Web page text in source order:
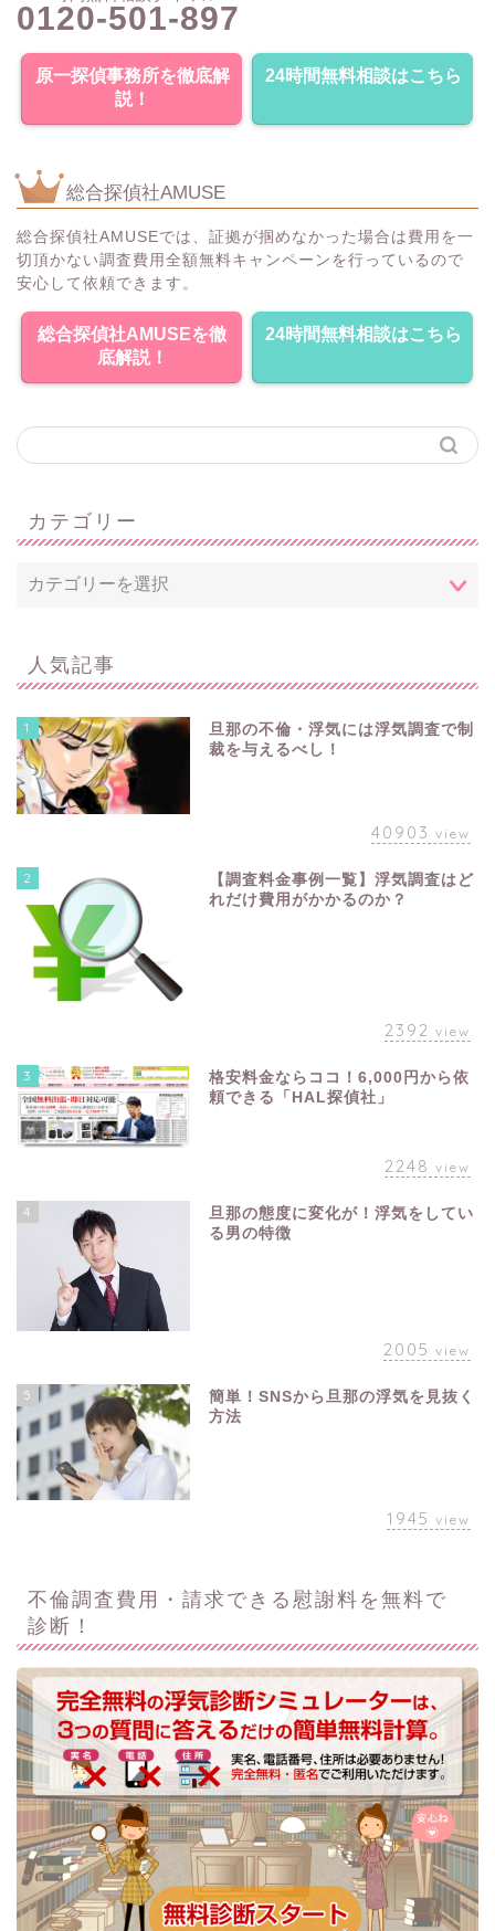
0120-501-897
原一探偵事務所を徹底解
説！
24時間無料相談はこちら
総合探偵社AMUSE
総合探偵社AMUSEでは、証拠が掴めなかった場合は費用を一
切頂かない調査費用全額無料キャンペーンを行っているので
安心して依頼できます。
総合探偵社AMUSEを徹
底解説！
24時間無料相談はこちら
カテゴリー
人気記事
1
旦那の不倫・浮気には浮気調査で制
裁を与えるべし！
40903 view
2
【調査料金事例一覧】浮気調査はど
れだけ費用がかかるのか？
2392 view
3
格安料金ならココ！6,000円から依
頼できる「HAL探偵社」
2248 view
4
旦那の態度に変化が！浮気をしてい
る男の特徴
2005 view
5
簡単！SNSから旦那の浮気を見抜く
方法
1945 view
不倫調査費用・請求できる慰謝料を無料で
診断！